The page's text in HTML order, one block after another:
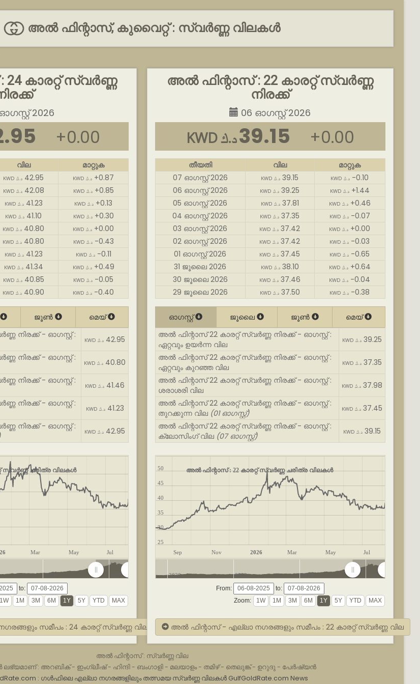
അൽ ഫിന്റാസ്, കുവൈറ്റ് : സ്വർണ്ണ വിലകൾ
കാരറ്റ് സ്വർണ്ണ
2026
+0.00
വില
മാറ്റുക
KWD د.ك 42.95 KWD د.ك +0.87
KWD د.ك 42.08 KWD د.ك +0.85
KWD د.ك 41.23 KWD د.ك +0.13
KWD د.ك 41.10 KWD د.ك +0.30
KWD د.ك 40.80 KWD د.ك +0.00
KWD د.ك 40.80 KWD د.ك -0.43
KWD د.ك 41.23 KWD د.ك -0.11
KWD د.ك 41.34 KWD د.ك +0.49
KWD د.ك 40.85 KWD د.ك -0.05
KWD د.ك 40.90 KWD د.ك -0.40
ജൂൺ
മെയ്
നിരക്ക് - ഓഗസ്റ്റ് :
KWD د.ك 42.95
നിരക്ക് - ഓഗസ്റ്റ് :
KWD د.ك 40.80
നിരക്ക് - ഓഗസ്റ്റ് :
KWD د.ك 41.46
നിരക്ക് - ഓഗസ്റ്റ് :
KWD د.ك 41.23
നിരക്ക് - ഓഗസ്റ്റ് :
KWD د.ك 42.95
സ്വർണ്ണ ചരിത്ര വിലകൾ
Mar May Jul
2024 2026
to:
സമീപം : 24 കാരറ്റ് സ്വർണ്ണ വില
അൽ ഫിന്റാസ് : 22 കാരറ്റ് സ്വർണ്ണ
നിരക്ക്
06 ഓഗസ്റ്റ് 2026
KWD د.ك39.15 +0.00
തീയതി വില
മാറ്റുക
07 ഓഗസ്റ്റ് 2026
KWD د.ك 39.15 KWD د.ك -0.10
06 ഓഗസ്റ്റ് 2026
KWD د.ك 39.25 KWD د.ك +1.44
05 ഓഗസ്റ്റ് 2026
KWD د.ك 37.81 KWD د.ك +0.46
04 ഓഗസ്റ്റ് 2026
KWD د.ك 37.35 KWD د.ك -0.07
03 ഓഗസ്റ്റ് 2026
KWD د.ك 37.42 KWD د.ك +0.00
02 ഓഗസ്റ്റ് 2026
KWD د.ك 37.42 KWD د.ك -0.03
01 ഓഗസ്റ്റ് 2026
KWD د.ك 37.45 KWD د.ك -0.65
31 ജൂലൈ 2026
KWD د.ك 38.10 KWD د.ك +0.64
30 ജൂലൈ 2026
KWD د.ك 37.46 KWD د.ك -0.04
29 ജൂലൈ 2026
KWD د.ك 37.50 KWD د.ك -0.38
ഓഗസ്റ്റ് ജൂലൈ ജൂൺ
മെയ്
അൽ ഫിന്റാസ് 22 കാരറ്റ് സ്വർണ്ണ നിരക്ക് - ഓഗസ്റ്റ് :
ഏറ്റവും ഉയർന്ന വില
KWD د.ك 39.25
അൽ ഫിന്റാസ് 22 കാരറ്റ് സ്വർണ്ണ നിരക്ക് - ഓഗസ്റ്റ് :
ഏറ്റവും കുറഞ്ഞ വില
KWD د.ك 37.35
അൽ ഫിന്റാസ് 22 കാരറ്റ് സ്വർണ്ണ നിരക്ക് - ഓഗസ്റ്റ് :
ശരാശരി വില
KWD د.ك 37.98
അൽ ഫിന്റാസ് 22 കാരറ്റ് സ്വർണ്ണ നിരക്ക് - ഓഗസ്റ്റ് :
തുറക്കുന്ന വില (01 ഓഗസ്റ്റ്) KWD د.ك 37.45
അൽ ഫിന്റാസ് 22 കാരറ്റ് സ്വർണ്ണ നിരക്ക് - ഓഗസ്റ്റ് :
ക്ലോസിംഗ് വില (07 ഓഗസ്റ്റ്) KWD د.ك 39.15
അൽ ഫിന്റാസ് : 22 കാരറ്റ് സ്വർണ്ണ ചരിത്ര വിലകൾ
Sep Nov 2026 Mar May Jul
25
30
35
40
45
50
2020 2022 2024 2026
From:
to:
Zoom:
അൽ ഫിന്റാസ് - എല്ലാ നഗരങ്ങളും സമീപം : 22 കാരറ്റ് സ്വർണ്ണ വില
അൽ ഫിന്റാസ് : സ്വർണ്ണ വില
ലഭ്യമാണ് : അറബിക്- ഇംഗ്ലീഷ്- ഹിന്ദി- ബംഗാളി- മലയാളം- തമിഴ്- തെലുങ്ക്- ഉറുദു - പേർഷ്യൻ
: ഗൾഫിലെ എല്ലാ നഗരങ്ങളിലും തത്സമയ സ്വർണ്ണ വിലകൾ GulfGoldRate.com News